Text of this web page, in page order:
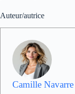
Auteur/autrice
Camille Navarre